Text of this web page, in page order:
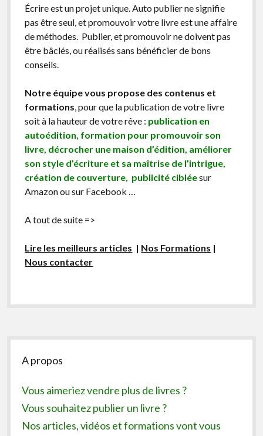
Écrire est un projet unique. Auto publier ne signifie
pas être seul, et promouvoir votre livre est une affaire
de méthodes. Publier, et promouvoir ne doivent pas
être bâclés, ou réalisés sans bénéficier de bons
conseils.
Notre équipe vous propose des contenus et
formations, pour que la publication de votre livre
soit à la hauteur de votre rêve : publication en
autoédition, formation pour promouvoir son
livre, décrocher une maison d’édition, améliorer
son style d’écriture et sa maîtrise de l’intrigue,
création de couverture, publicité cibléesur
Amazon ou sur Facebook …
A tout de suite =>
Lire les meilleurs articles | Nos Formations |
Nous contacter
Sidebar
A propos
Vous aimeriez vendre plus de livres ?
Vous souhaitez publier un livre ?
Nos articles, vidéos et formations vont vous